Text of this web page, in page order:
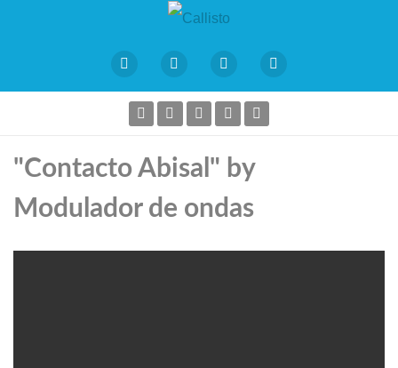
"Contacto Abisal" by
Modulador de ondas